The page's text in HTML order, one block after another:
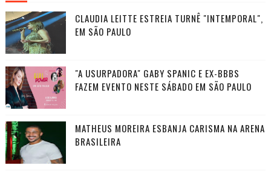
CLAUDIA LEITTE ESTREIA TURNÊ "INTEMPORAL",
EM SÃO PAULO
"A USURPADORA" GABY SPANIC E EX-BBBS
FAZEM EVENTO NESTE SÁBADO EM SÃO PAULO
MATHEUS MOREIRA ESBANJA CARISMA NA ARENA
BRASILEIRA